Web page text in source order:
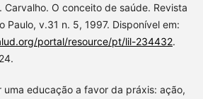
Carvalho. O conceito de saúde. Revista
Paulo, v.31 n. 5, 1997. Disponível em:
portal/resource/pt/lil-234432.
uma educação a favor da práxis: ação,